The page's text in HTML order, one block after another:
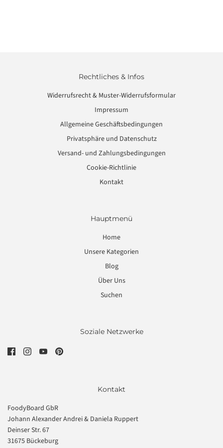
Rechtliches & Infos
Widerrufsrecht & Muster-Widerrufsformular
Impressum
Allgemeine Geschäftsbedingungen
Privatsphäre und Datenschutz
Versand- und Zahlungsbedingungen
Cookie-Richtlinie
Kontakt
Hauptmenü
Home
Unsere Kategorien
Blog
Über Uns
Suchen
Soziale Netzwerke
Kontakt
FoodyBoard GbR
Johann Alexander Andrei & Daniela Ruppert
Deinser Str. 67
31675 Bückeburg